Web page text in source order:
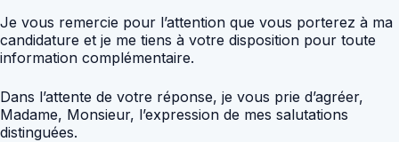
Je vous remercie pour l’attention que vous porterez à ma
candidature et je me tiens à votre disposition pour toute
information complémentaire.
Dans l’attente de votre réponse, je vous prie d’agréer,
Madame, Monsieur, l’expression de mes salutations
distinguées.